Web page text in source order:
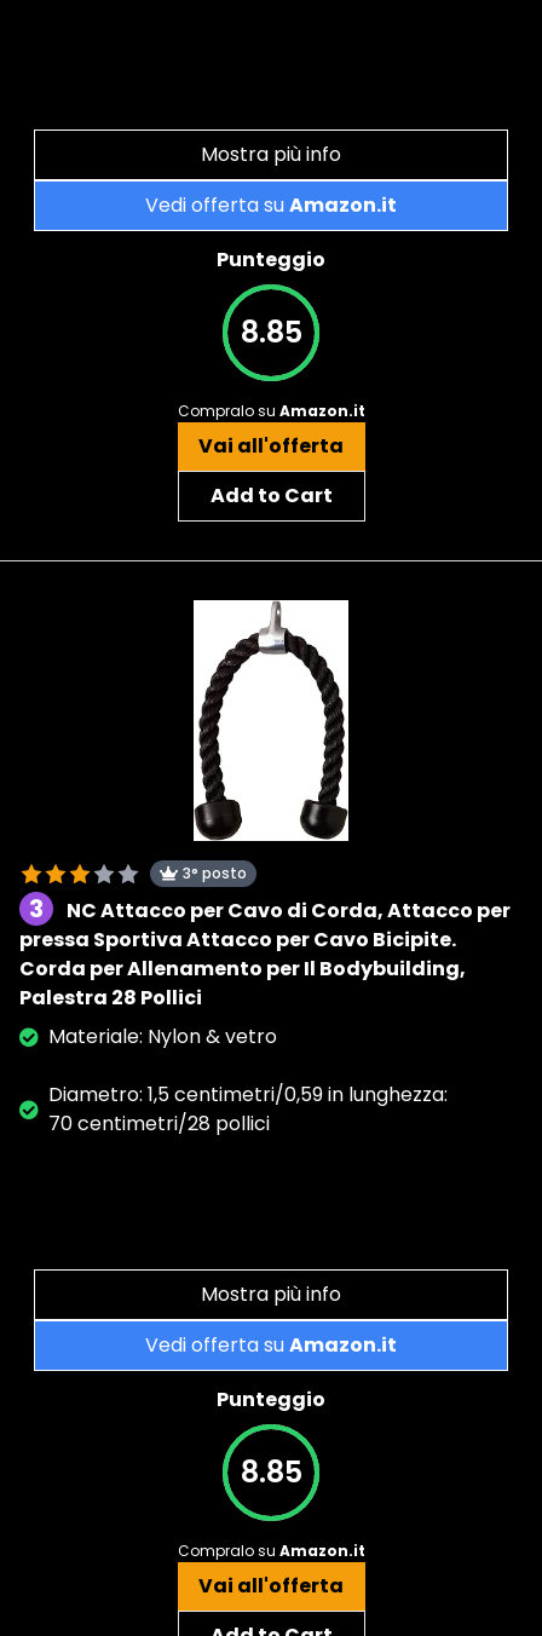
Mostra più info
Vedi offerta suAmazon.it
Punteggio
8.85
Compralo su Amazon.it
Vai all'offerta
Add to Cart
3° posto
3
NC Attacco per Cavo di Corda, Attacco per
pressa Sportiva Attacco per Cavo Bicipite.
Corda per Allenamento per Il Bodybuilding,
Palestra 28 Pollici
Materiale: Nylon & vetro
Diametro: 1,5 centimetri/0,59 in lunghezza:
70 centimetri/28 pollici
Mostra più info
Vedi offerta suAmazon.it
Punteggio
8.85
Compralo su Amazon.it
Vai all'offerta